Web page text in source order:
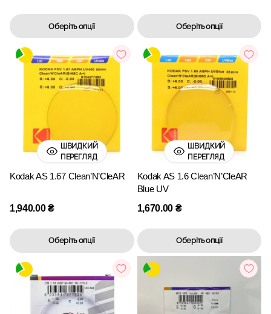
Оберіть опції Оберіть опції
ШВИДКИЙ
ПЕРЕГЛЯД
Kodak AS 1.67 Clean’N’CleAR
1,940.00₴
Оберіть опції
ШВИДКИЙ
ПЕРЕГЛЯД
Kodak AS 1.6 Clean’N’CleAR
Blue UV
1,670.00 ₴
Оберіть опції